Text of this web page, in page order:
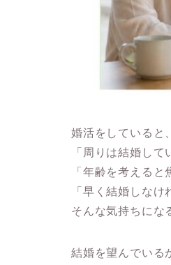
婚活をしていると、
「周りは結婚し
「年齢を考えると
「早く結婚しなけ
そんな気持ちにな
結婚を望んでいる